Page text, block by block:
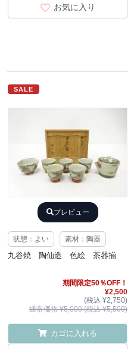
お気に入り
SALE
プレビュー
状態：よい 素材：陶器
九谷焼 陶仙造 色絵 茶器揃
期間限定50％OFF！
¥2,500
(税込 ¥2,750)
通常価格 ¥5,000 (税込 ¥5,500)
カゴに入れる